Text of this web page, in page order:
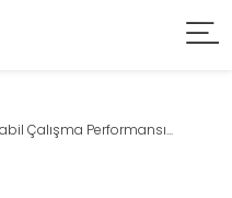
Çalışma Performansı...